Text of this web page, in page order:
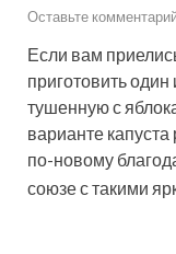
Оставьте
Если вам
приготовить
тушенную с
варианте
по-новому
союзе с такими